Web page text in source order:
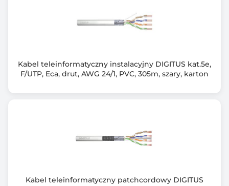
Kabel teleinformatyczny instalacyjny DIGITUS kat.5e,
F/UTP, Eca, drut, AWG 24/1, PVC, 305m, szary, karton
Kabel teleinformatyczny patchcordowy DIGITUS